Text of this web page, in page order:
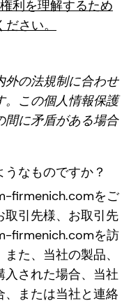
利を理解するため
さい。
外の法規制に合わせ
。この個人情報保護
間に矛盾がある場合
なものですか？
firmenich.comをご
取引先様、お取引先
firmenich.comを訪
た、当社の製品、
入された場合、当社
または当社と連絡